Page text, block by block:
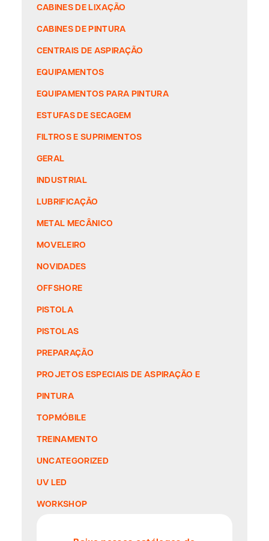
CABINES DE LIXAÇÃO
CABINES DE PINTURA
CENTRAIS DE ASPIRAÇÃO
EQUIPAMENTOS
EQUIPAMENTOS PARA PINTURA
ESTUFAS DE SECAGEM
FILTROS E SUPRIMENTOS
GERAL
INDUSTRIAL
LUBRIFICAÇÃO
METAL MECÂNICO
MOVELEIRO
NOVIDADES
OFFSHORE
PISTOLA
PISTOLAS
PREPARAÇÃO
PROJETOS ESPECIAIS DE ASPIRAÇÃO E
PINTURA
TOPMÓBILE
TREINAMENTO
UNCATEGORIZED
UV LED
WORKSHOP